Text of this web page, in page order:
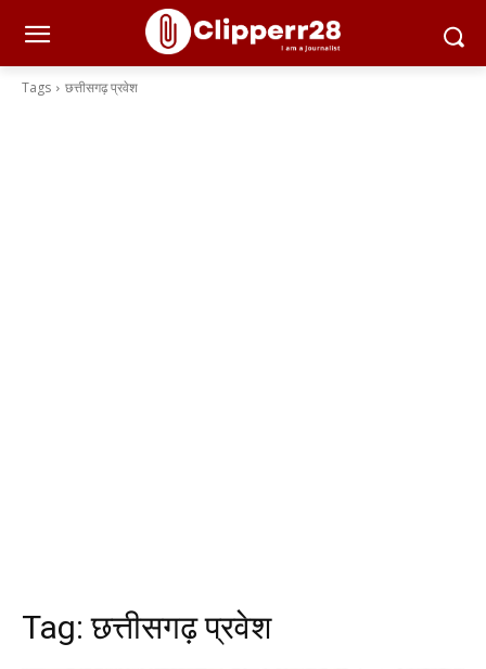
Tags छत्तीसगढ़ प्रवेश
Tag:छत्तीसगढ़ प्रवेश